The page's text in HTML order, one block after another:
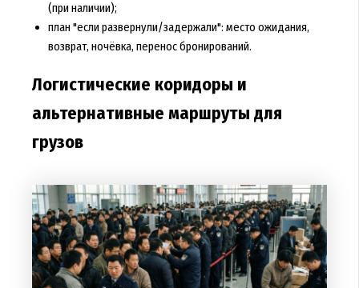
(при наличии);
план "если развернули/задержали": место ожидания,
возврат, ночёвка, перенос бронирований.
Логистические коридоры и
альтернативные маршруты для
грузов